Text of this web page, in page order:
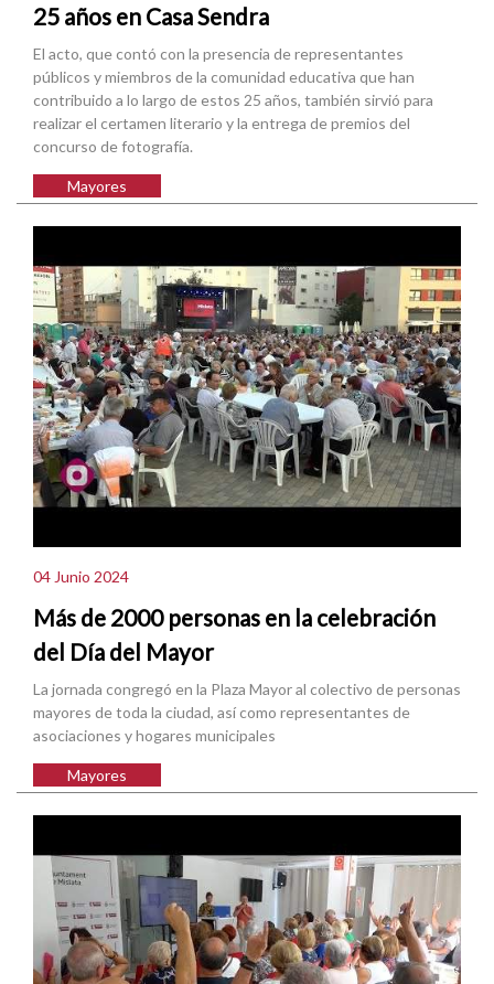
25 años en Casa Sendra
El acto, que contó con la presencia de representantes
públicos y miembros de la comunidad educativa que han
contribuido a lo largo de estos 25 años, también sirvió para
realizar el certamen literario y la entrega de premios del
concurso de fotografía.
Mayores
04 Junio 2024
Más de 2000 personas en la celebración
del Día del Mayor
La jornada congregó en la Plaza Mayor al colectivo de personas
mayores de toda la ciudad, así como representantes de
asociaciones y hogares municipales
Mayores